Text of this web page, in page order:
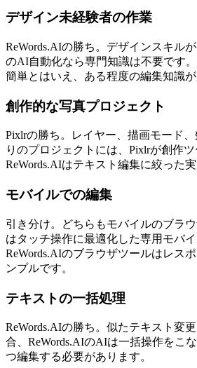
デザイン未経験者の作業
ReWords.AIの勝ち。デザインスキル
のAI自動化なら専門知識は不要です。
簡単とはいえ、ある程度の編集知識が
創作的な写真プロジェクト
Pixlrの勝ち。レイヤー、描画モード
りのプロジェクトには、Pixlrが創作ツ
ReWords.AIはテキスト編集に絞った
モバイルでの編集
引き分け。どちらもモバイルのブラ
はタッチ操作に最適化した専用モバ
ReWords.AIのブラウザツールはレス
ンプルです。
テキストの一括処理
ReWords.AIの勝ち。似たテキスト変
合、ReWords.AIのAIは一括操作をこ
つ編集する必要があります。